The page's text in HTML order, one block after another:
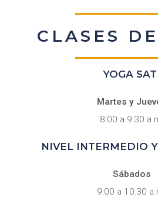
CLASES
YOGA
Martes y
8:00 a 9:30
NIVEL INTERMEDIO
Sábados
9:00 a 10:30